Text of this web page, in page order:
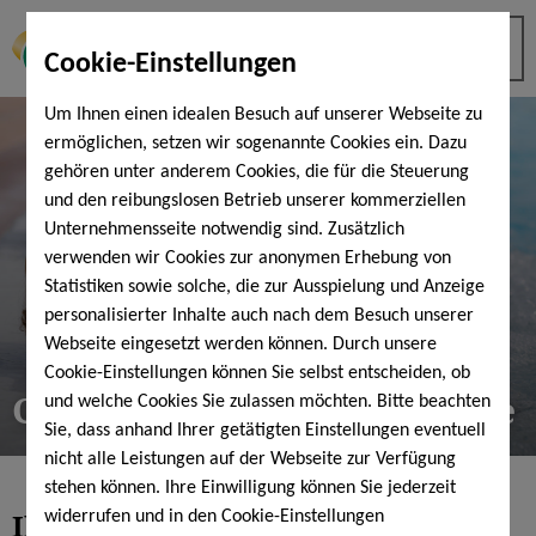
Cookie-Einstellungen
Um Ihnen einen idealen Besuch auf unserer Webseite zu
ermöglichen, setzen wir sogenannte Cookies ein. Dazu
gehören unter anderem Cookies, die für die Steuerung
und den reibungslosen Betrieb unserer kommerziellen
Unternehmensseite notwendig sind. Zusätzlich
verwenden wir Cookies zur anonymen Erhebung von
Statistiken sowie solche, die zur Ausspielung und Anzeige
personalisierter Inhalte auch nach dem Besuch unserer
Webseite eingesetzt werden können. Durch unsere
Cookie-Einstellungen können Sie selbst entscheiden, ob
und welche Cookies Sie zulassen möchten. Bitte beachten
Sie, dass anhand Ihrer getätigten Einstellungen eventuell
nicht alle Leistungen auf der Webseite zur Verfügung
stehen können. Ihre Einwilligung können Sie jederzeit
widerrufen und in den Cookie-Einstellungen
Corona-Verhaltenshinweise
Ihr Aufenthalt bei unsist sicher...